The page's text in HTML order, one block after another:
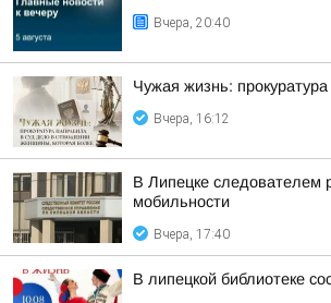
Вчера, 20:40
Чужая жизнь:
Вчера, 16:12
В Липецке следователем
мобильности
Вчера, 17:40
В липецкой библиотеке